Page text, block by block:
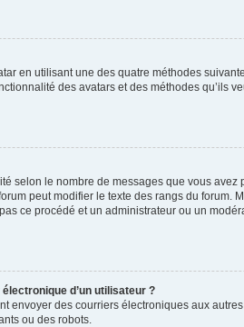
en utilisant une des quatre méthodes
des avatars et des méthodes qu’ils
selon le nombre de messages que vous
peut modifier le texte des rangs du forum.
ce procédé et un administrateur ou un
d’un utilisateur ?
des courriers électroniques aux
ou des robots.